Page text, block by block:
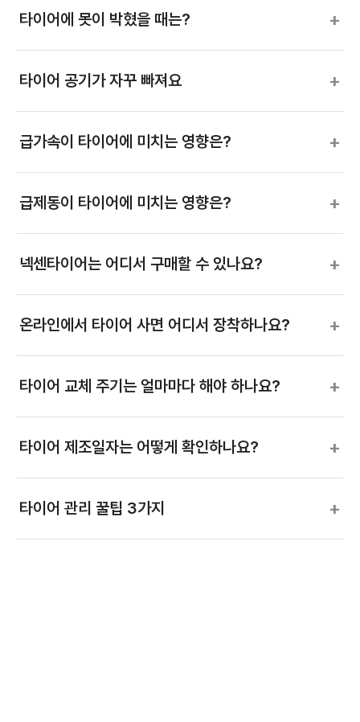
타이어에 못이 박혔을 때는? +
타이어 공기가 자꾸 빠져요 +
급가속이 타이어에 미치는 영향은? +
급제동이 타이어에 미치는 영향은? +
넥센타이어는 어디서 구매할 수 있나요? +
온라인에서 타이어 사면 어디서 장착하나요? +
타이어 교체 주기는 얼마마다 해야 하나요? +
타이어 제조일자는 어떻게 확인하나요? +
타이어 관리 꿀팁 3가지 +